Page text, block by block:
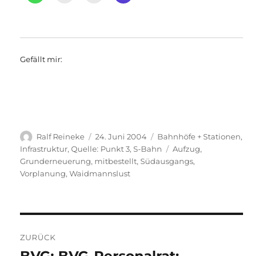
Gefällt mir:
Autor
Ralf Reineke
Veröffentlicht
am
24. Juni 2004 Kategorien
Bahnhöfe + Stationen,
Infrastruktur,Quelle: Punkt 3,S-Bahn Schlagwörter
Aufzug,
Grunderneuerung, mitbestellt,Südausgangs,
Vorplanung,Waidmannslust
ZURÜCK